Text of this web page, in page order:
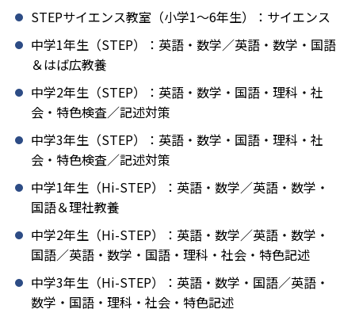
STEPサイエンス教室（小学1〜6年生）：サイエンス
中学1年生（STEP）：英語・数学／英語・数学・国語
＆はば広教養
中学2年生（STEP）：英語・数学・国語・理科・社
会・特色検査／記述対策
中学3年生（STEP）：英語・数学・国語・理科・社
会・特色検査／記述対策
中学1年生（Hi-STEP）：英語・数学／英語・数学・
国語＆理社教養
中学2年生（Hi-STEP）：英語・数学／英語・数学・
国語／英語・数学・国語・理科・社会・特色記述
中学3年生（Hi-STEP）：英語・数学・国語／英語・
数学・国語・理科・社会・特色記述